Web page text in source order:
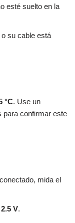
esté suelto en la
su cable está
°C. Use un
para confirmar este
mida el
2.5 V.